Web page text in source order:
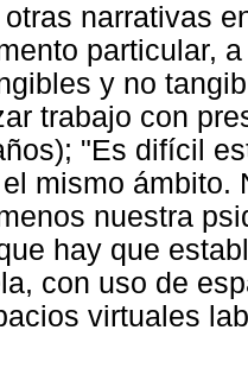
narrativas
particular,
y no
trabajo con
"Es difícil
mismo ámbito.
nuestra
hay que
con uso de
virtuales